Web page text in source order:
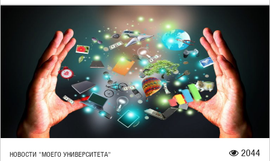
НОВОСТИ "МОЕГО УНИВЕРСИТЕТА" 2044